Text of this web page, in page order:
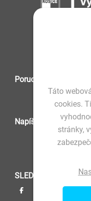
IČO: 36 570
Poruchová služba
Napíšte nám
SLEDUJTE NÁS
Táto
cookies.
stránky,